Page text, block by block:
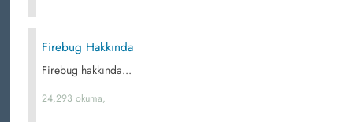
Firebug Hakkında
Firebug hakkında...
24,293 okuma,